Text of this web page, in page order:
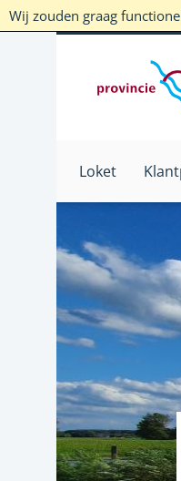
Wij zouden graag
Loket